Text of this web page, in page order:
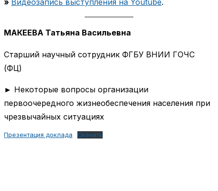
МАКЕЕВА Татьяна Васильевна
Старший научный сотрудник ФГБУ ВНИИ ГОЧС
(ФЦ)
► Некоторые вопросы организации
первоочередного жизнеобеспечения населения при
чрезвычайных ситуациях
Презентация доклада Скачать